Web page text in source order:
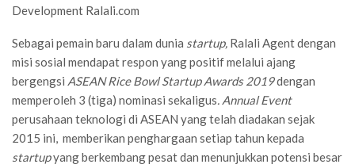
Development Ralali.com
Sebagai pemain baru dalam dunia startup, Ralali Agent dengan
misi sosial mendapat respon yang positif melalui ajang
bergengsi ASEAN Rice Bowl Startup Awards 2019dengan
memperoleh 3 (tiga) nominasi sekaligus. Annual Event
perusahaan teknologi di ASEAN yang telah diadakan sejak
2015 ini, memberikan penghargaan setiap tahun kepada
startupyang berkembang pesat dan menunjukkan potensi besar